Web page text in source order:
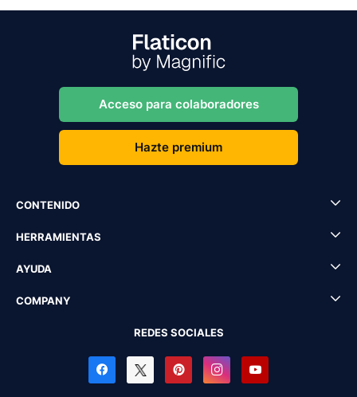
Acceso para colaboradores
Hazte premium
CONTENIDO
HERRAMIENTAS
AYUDA
COMPANY
REDES SOCIALES